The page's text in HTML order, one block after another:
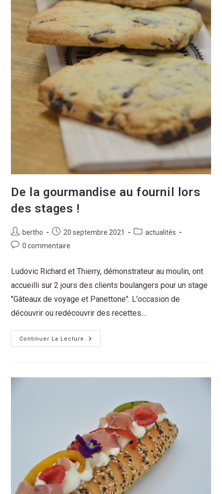
De la gourmandise au fournil lors
des stages !
bertho 20 septembre 2021
actualités
0 commentaire
Ludovic Richard et Thierry, démonstrateur au moulin, ont
accueilli sur 2 jours des clients boulangers pour un stage
"Gâteaux de voyage et Panettone". L'occasion de
découvrir ou redécouvrir des recettes…
Continuer La Lecture